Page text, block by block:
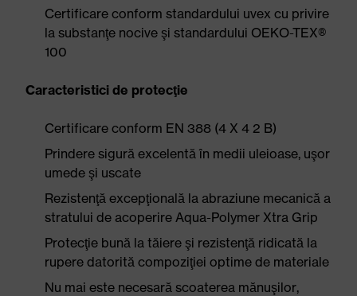
Certificare conform standardului uvex cu privire
la substanţe nocive şi standardului OEKO-TEX®
100
Caracteristici de protecţie
Certificare conform EN 388 (4 X 4 2 B)
Prindere sigură excelentă în medii uleioase, uşor
umede şi uscate
Rezistenţă excepţională la abraziune mecanică a
stratului de acoperire Aqua-Polymer Xtra Grip
Protecţie bună la tăiere şi rezistenţă ridicată la
rupere datorită compoziţiei optime de materiale
Nu mai este necesară scoaterea mănuşilor,